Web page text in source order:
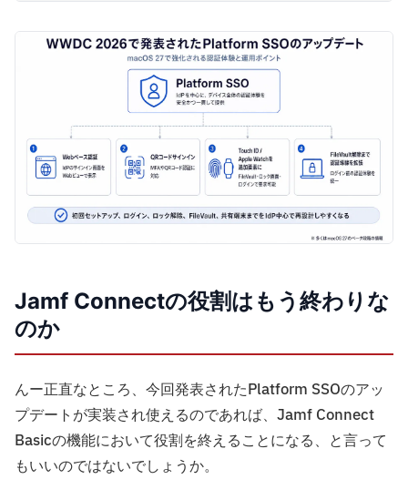
Jamf Connectの役割はもう終わりな
のか
んー正直なところ、今回発表されたPlatform SSOのアッ
プデートが実装され使えるのであれば、Jamf Connect
Basicの機能において役割を終えることになる、と言って
もいいのではないでしょうか。